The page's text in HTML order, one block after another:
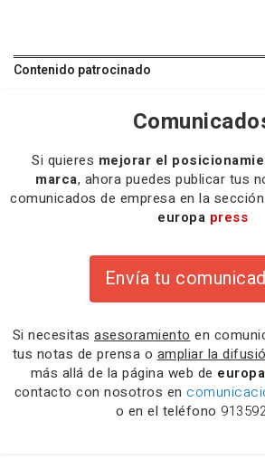
Contenido patrocinado
Si quieres mejorar el
marca, ahora puedes publicar tus
comunicados de empresa en la
europa press
Envía tu
Si necesitas asesoramiento en
tus notas de prensa o ampliar la
más allá de la página web de europa
contacto con nosotros en
o en el teléfono